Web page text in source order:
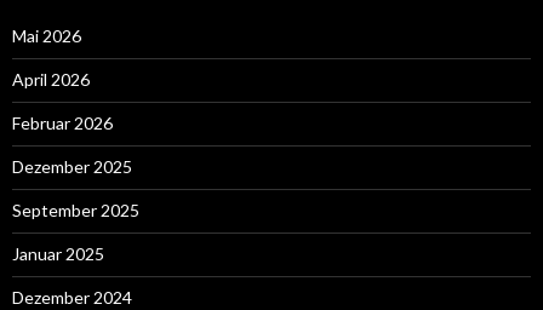
Mai 2026
April 2026
Februar 2026
Dezember 2025
September 2025
Januar 2025
Dezember 2024